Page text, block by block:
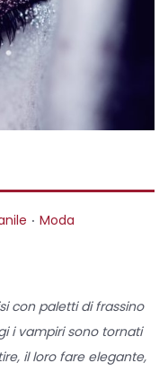
. P
e
d
Moda
con paletti di frassino
i vampiri sono tornati
il loro fare elegante,